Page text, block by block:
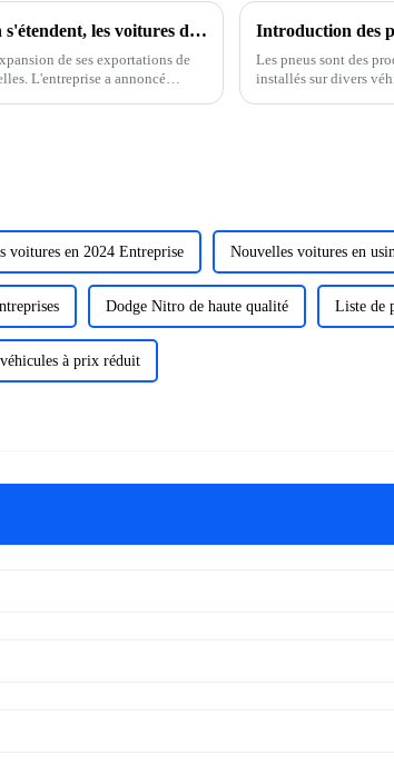
Les zones d'exportation de voitures d'occasion s'étendent, les voitures d'occasion à énergie nouvelle deviennent la « force principale ».
de ses exportations de
L'entreprise a annoncé
Introduction des
Les pneus sont des
installés sur divers
voitures en 2024 Entreprise Nouvelles voitures en
Dodge Nitro de haute qualité Liste de
à prix réduit